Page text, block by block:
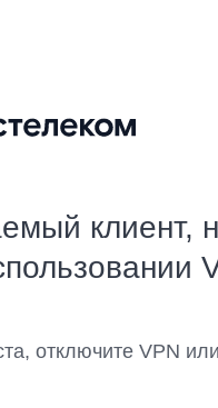
клиент,
отключите VPN